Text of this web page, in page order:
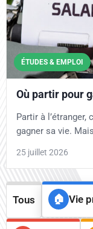
ÉTUDES & EMPLOI
Où partir pour
Partir à l’étranger,
gagner sa vie.
25 juillet 2026
Tous Vie